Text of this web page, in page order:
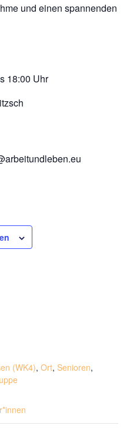
und einen spannenden
18:00 Uhr
(WK4), Ort, Senioren,